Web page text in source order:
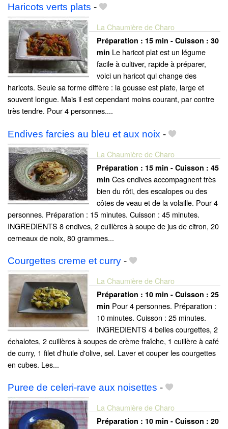
Haricots verts plats -
La Chaumière de Charo
Préparation : 15 min - Cuisson : 30
min Le haricot plat est un légume
facile à cultiver, rapide à préparer,
voici un haricot qui change des
haricots. Seule sa forme diffère : la gousse est plate, large et
souvent longue. Mais il est cependant moins courant, par contre
très tendre. Pour 4 personnes....
Endives farcies au bleu et aux noix -
La Chaumière de Charo
Préparation : 15 min - Cuisson : 45
min Ces endives accompagnent très
bien du rôti, des escalopes ou des
côtes de veau et de la volaille. Pour 4
personnes. Préparation : 15 minutes. Cuisson : 45 minutes.
INGREDIENTS 8 endives, 2 cuillères à soupe de jus de citron, 20
cerneaux de noix, 80 grammes...
Courgettes creme et curry -
La Chaumière de Charo
Préparation : 10 min - Cuisson : 25
min Pour 4 personnes. Préparation :
10 minutes. Cuisson : 25 minutes.
INGREDIENTS 4 belles courgettes, 2
échalotes, 2 cuillères à soupes de crème fraîche, 1 cuillère à café
de curry, 1 filet d'huile d'olive, sel. Laver et couper les courgettes
en cubes. Les...
Puree de celeri-rave aux noisettes -
La Chaumière de Charo
Préparation : 10 min - Cuisson : 20